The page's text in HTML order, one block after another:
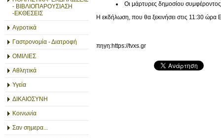
- ΒΙΒΛΙΟΠΑΡΟΥΣΙΑΣΗ
-ΕΚΘΕΣΕΙΣ
Αγροτικά
Γαστρονομία - Διατροφή
ΟΜΙΛΙΕΣ
Αθλητικά
Υγεία
ΔΙΚΑΙΟΣΥΝΗ
Κοινωνία
Σαν σημερα...
Οι μάρτυρες δημοσίου
Η εκδήλωση, που θα ξεκινήσει στις 11:30
πηγη:https://tvxs.gr